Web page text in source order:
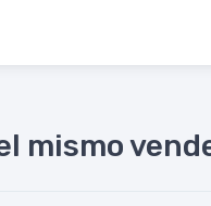
mismo